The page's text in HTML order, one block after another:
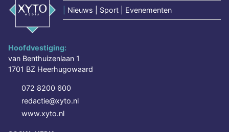
Nieuws | Sport | Evenementen
Hoofdvestiging:
van Benthuizenlaan 1
1701 BZ Heerhugowaard
072 8200 600
redactie@xyto.nl
www.xyto.nl